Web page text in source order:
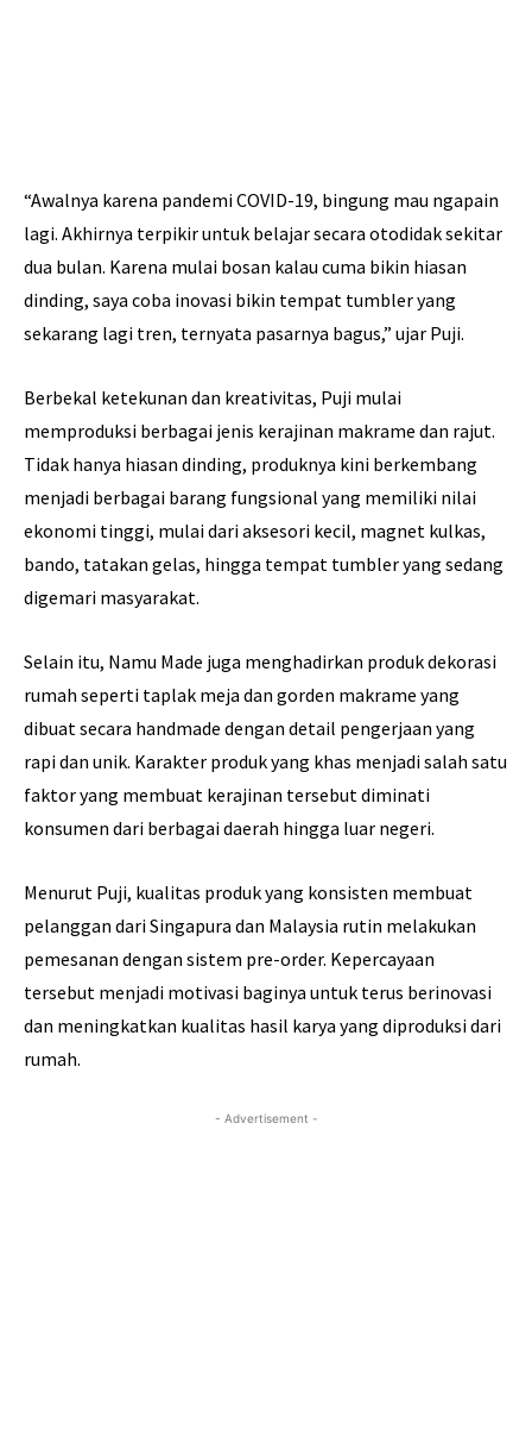
“Awalnya karena pandemi COVID-19, bingung mau ngapain
lagi. Akhirnya terpikir untuk belajar secara otodidak sekitar
dua bulan. Karena mulai bosan kalau cuma bikin hiasan
dinding, saya coba inovasi bikin tempat tumbler yang
sekarang lagi tren, ternyata pasarnya bagus,” ujar Puji.
Berbekal ketekunan dan kreativitas, Puji mulai
memproduksi berbagai jenis kerajinan makrame dan rajut.
Tidak hanya hiasan dinding, produknya kini berkembang
menjadi berbagai barang fungsional yang memiliki nilai
ekonomi tinggi, mulai dari aksesori kecil, magnet kulkas,
bando, tatakan gelas, hingga tempat tumbler yang sedang
digemari masyarakat.
Selain itu, Namu Made juga menghadirkan produk dekorasi
rumah seperti taplak meja dan gorden makrame yang
dibuat secara handmade dengan detail pengerjaan yang
rapi dan unik. Karakter produk yang khas menjadi salah satu
faktor yang membuat kerajinan tersebut diminati
konsumen dari berbagai daerah hingga luar negeri.
Menurut Puji, kualitas produk yang konsisten membuat
pelanggan dari Singapura dan Malaysia rutin melakukan
pemesanan dengan sistem pre-order. Kepercayaan
tersebut menjadi motivasi baginya untuk terus berinovasi
dan meningkatkan kualitas hasil karya yang diproduksi dari
rumah.
- Advertisement -